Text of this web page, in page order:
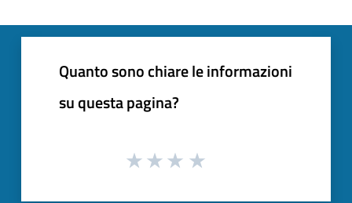
Quanto sono chiare le informazioni
su questa pagina?